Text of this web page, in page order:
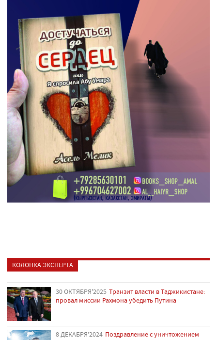
КОЛОНКА ЭКСПЕРТА
30 ОКТЯБРЯ'2025 Транзит власти в Таджикистане:
провал миссии Рахмона убедить Путина
8 ДЕКАБРЯ'2024 Поздравление с уничтожением